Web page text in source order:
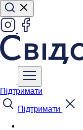
Підтримати
Підтримати